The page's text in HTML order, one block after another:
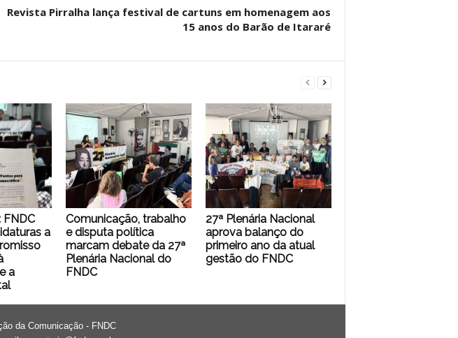
Revista Pirralha lança festival de cartuns em homenagem aos
15 anos do Barão de Itararé
FNDC
a
a
Comunicação, trabalho
e disputa política
marcam debate da 27ª
Plenária Nacional do
FNDC
27ª Plenária Nacional
aprova balanço do
primeiro ano da atual
gestão do FNDC
da Comunicação - FNDC